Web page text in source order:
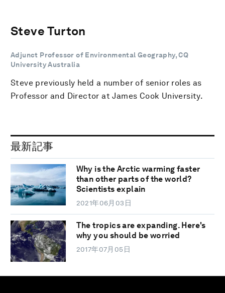
Steve Turton
Adjunct Professor of Environmental Geography, CQ
University Australia
Steve previously held a number of senior roles as
Professor and Director at James Cook University.
最新記事
Why is the Arctic warming faster
than other parts of the world?
Scientists explain
2021年06月03日
The tropics are expanding. Here's
why you should be worried
2017年07月05日